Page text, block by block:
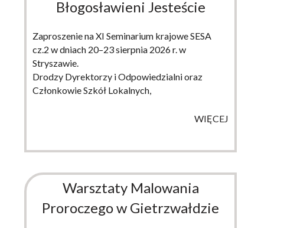
Błogosławieni Jesteście
Zaproszenie na XI Seminarium krajowe SESA
cz.2 w dniach 20–23 sierpnia 2026 r. w
Stryszawie.
Drodzy Dyrektorzy i Odpowiedzialni oraz
Członkowie Szkół Lokalnych,
WIĘCEJ
Warsztaty Malowania
Proroczego w Gietrzwałdzie